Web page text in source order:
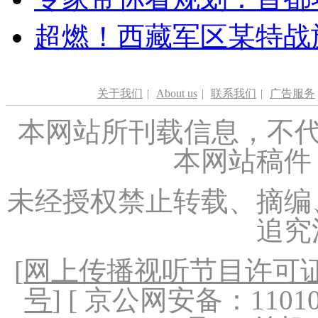
超燃！西藏军区某特
关于我们 | About us | 联系我们 | 广告服务
本网站所刊载信息，不
本网站稿
未经授权禁止转载、摘
追
[网上传播视听节目许可
号] [ 京公网安备：